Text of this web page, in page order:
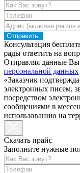
Отправить.
Консультация
рады ответить на
Отправляя данные Вы
персональной данных
«Заказчик
электронных писем,
посредством
сообщениями в
использованию на
Скачать прайс
Заполните нужные